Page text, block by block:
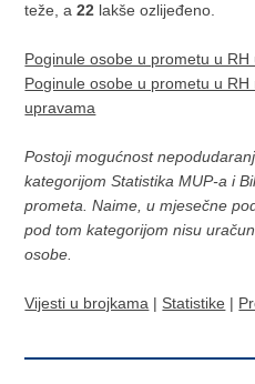
teže, a22 lakše ozlijeđeno.
Poginule osobe u prometu u
Poginule osobe u prometu u
upravama
Postoji mogućnost
kategorijom Statistika MUP-a i
prometa. Naime, u mjesečne
pod tom kategorijom nisu
osobe.
Vijesti u brojkama | Statistike |